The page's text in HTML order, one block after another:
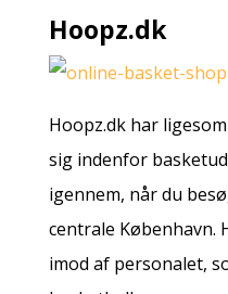
Hoopz.dk
Hoopz.dk har
sig indenfor
igennem, når du
centrale København.
imod af personalet,